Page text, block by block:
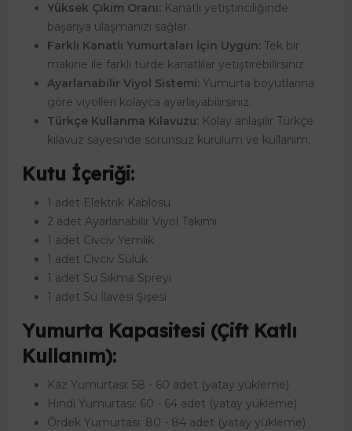
Yüksek Çıkım Oranı: Kanatlı yetiştiriciliğinde
başarıya ulaşmanızı sağlar.
Farklı Kanatlı Yumurtaları İçin Uygun: Tek bir
makine ile farklı türde kanatlılar yetiştirebilirsiniz.
Ayarlanabilir Viyol Sistemi: Yumurta boyutlarına
göre viyolleri kolayca ayarlayabilirsiniz.
Türkçe Kullanma Kılavuzu: Kolay anlaşılır Türkçe
kılavuz sayesinde sorunsuz kurulum ve kullanım.
Kutu İçeriği:
1 adet Elektrik Kablosu
2 adet Ayarlanabilir Viyol Takımı
1 adet Civciv Yemlik
1 adet Civciv Suluk
1 adet Su Sıkma Spreyi
1 adet Su İlavesi Şişesi
Yumurta Kapasitesi (Çift Katlı
Kullanım):
Kaz Yumurtası: 58 - 60 adet (yatay yükleme)
Hindi Yumurtası: 60 - 64 adet (yatay yükleme)
Ördek Yumurtası: 80 - 84 adet (yatay yükleme)